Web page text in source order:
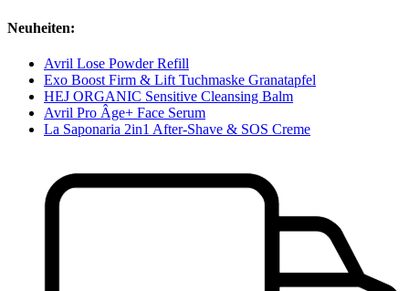
Neuheiten:
Avril Lose Powder Refill
Exo Boost Firm & Lift Tuchmaske Granatapfel
HEJ ORGANIC Sensitive Cleansing Balm
Avril Pro Âge+ Face Serum
La Saponaria 2in1 After-Shave & SOS Creme